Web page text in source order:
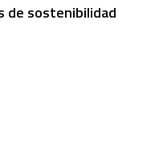
de sostenibilidad